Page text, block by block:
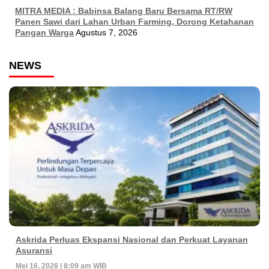
MITRA MEDIA : Babinsa Balang Baru Bersama RT/RW
Panen Sawi dari Lahan Urban Farming, Dorong Ketahanan
Pangan WargaAgustus 7, 2026
NEWS
Askrida Perluas Ekspansi Nasional dan Perkuat Layanan
Asuransi
Mei 16, 2026 | 8:09 am WIB